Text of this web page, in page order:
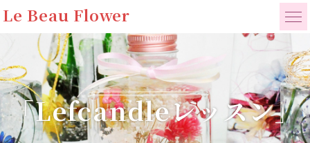
Le Beau Flower
「Lefcandleレッスン」